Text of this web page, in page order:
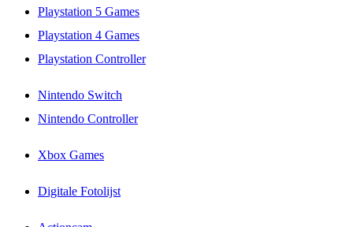
Playstation 5 Games
Playstation 4 Games
Playstation Controller
Nintendo Switch
Nintendo Controller
Xbox Games
Digitale Fotolijst